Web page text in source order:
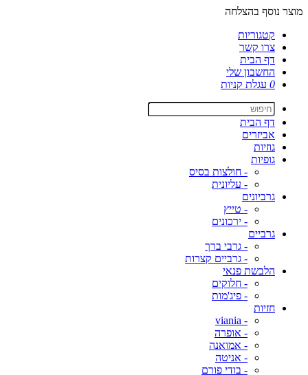
מוצר נוסף בהצלחה
קטגוריות
צרו קשר
דף הבית
החשבון שלי
0 עגלת קניות
דף הבית
אביזרים
גוזיות
גופיות
- חולצות בסיס
- עליונית
גרביונים
- טייץ
- ירכונים
גרביים
- גרבי ברך
- גרביים קצרות
הלבשת פנאי
- חלוקים
- פיג'מות
חזיות
- viania
- אופרה
- אמואנה
- אניטה
- בודי פורם